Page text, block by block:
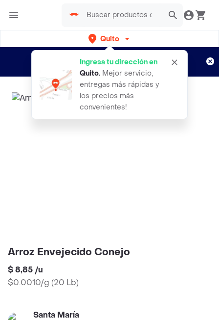
Quito
Ingresa tu dirección en
Quito. Mejor servicio,
entregas más rápidas y
los precios más
convenientes!
envíos gratis por semanas
Aplican TyC
Arroz Envejecido Conejo
$ 8,85 /u
$0.0010/g (20 Lb)
Santa María